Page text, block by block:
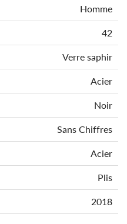
Homme
42
Verre saphir
Acier
Noir
Sans Chiffres
Acier
Plis
2018